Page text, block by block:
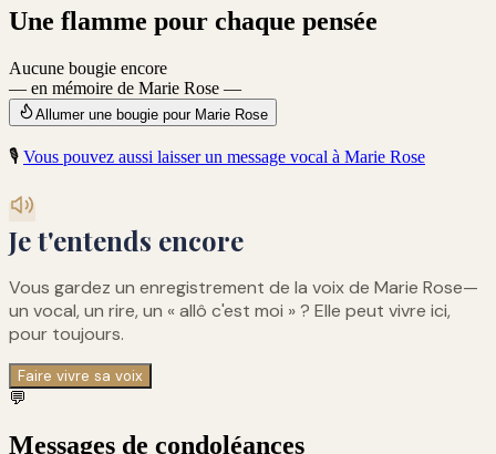
Une flamme pour chaque pensée
Aucune bougie encore
— en mémoire de Marie Rose —
Allumer une bougie pour Marie Rose
🎙️ Vous pouvez aussi laisser un message vocal à Marie Rose
Je t'entends encore
Vous gardez un enregistrement de la voix de Marie Rose—
un vocal, un rire, un « allô c'est moi » ? Elle peut vivre ici,
pour toujours.
Faire vivre sa voix
💬
Messages de condoléances